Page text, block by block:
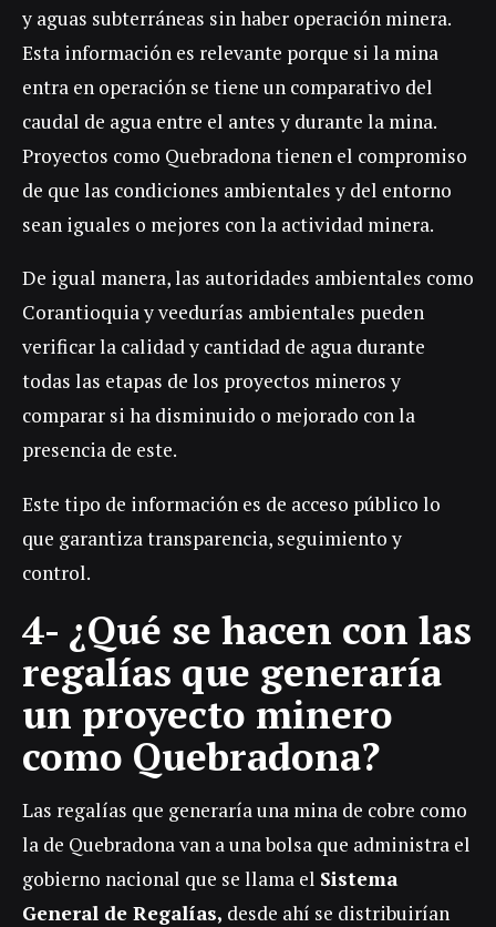
y aguas subterráneas sin haber operación minera.
Esta información es relevante porque si la mina
entra en operación se tiene un comparativo del
caudal de agua entre el antes y durante la mina.
Proyectos como Quebradona tienen el compromiso
de que las condiciones ambientales y del entorno
sean iguales o mejores con la actividad minera.
De igual manera, las autoridades ambientales como
Corantioquia y veedurías ambientales pueden
verificar la calidad y cantidad de agua durante
todas las etapas de los proyectos mineros y
comparar si ha disminuido o mejorado con la
presencia de este.
Este tipo de información es de acceso público lo
que garantiza transparencia, seguimiento y
control.
4- ¿Qué se hacen con las
regalías que generaría
un proyecto minero
como Quebradona?
Las regalías que generaría una mina de cobre como
la de Quebradona van a una bolsa que administra el
gobierno nacional que se llama el Sistema
General de Regalías, desde ahí se distribuirían